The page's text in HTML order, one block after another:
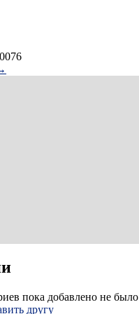
пока добавлено не было
другу